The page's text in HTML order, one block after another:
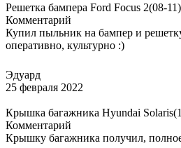
Решетка бампера Ford Focus 2(08-
Комментарий
Купил пыльник на бампер и
оперативно, культурно :)
Эдуард
25 февраля 2022
Крышка багажника Hyundai
Комментарий
Крышку багажника получил,